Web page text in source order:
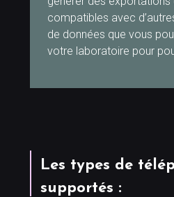
compatibles avec
de données que vous
votre laboratoire pour
Les types de
supportés :